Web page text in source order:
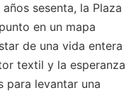
sesenta, la Plaza
en un mapa
de una vida entera
textil y la esperanza
para levantar una